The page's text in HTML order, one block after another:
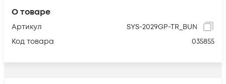
О товаре
Артикул
SYS-2029GP-TR_BUN
Код товара
035855